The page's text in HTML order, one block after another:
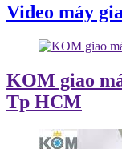
Video máy
KOM giao
Tp HCM